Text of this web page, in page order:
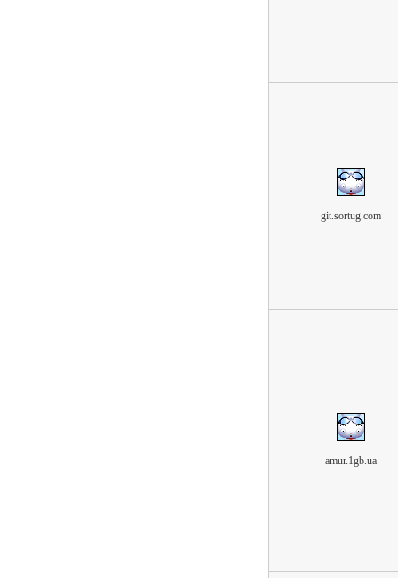
git.sortug.com
amur.1gb.ua